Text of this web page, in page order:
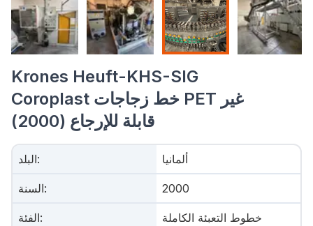
Krones Heuft-KHS-SIG
Coroplast خط زجاجات PET غير
قابلة للإرجاع (2000)
البلد: ألمانيا
السنة: 2000
الفئة: خطوط التعبئة الكاملة